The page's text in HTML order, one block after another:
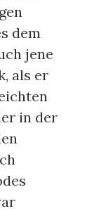
dem
jene
als er
in der